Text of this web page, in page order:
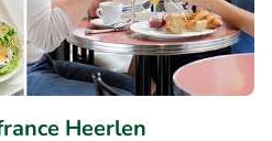
Heerlen